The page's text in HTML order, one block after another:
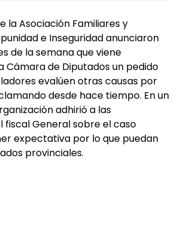
la Asociación Familiares y
e Inseguridad anunciaron
de la semana que viene
Cámara de Diputados un pedido
evalúen otras causas por
desde hace tiempo. En un
adhirió a las
fiscal General sobre el caso
expectativa por lo que puedan
provinciales.